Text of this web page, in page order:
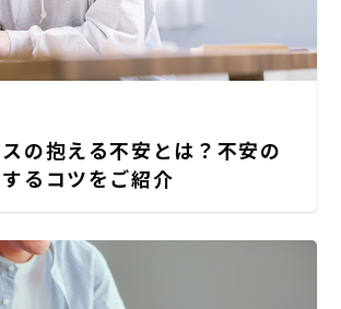
の抱える不安とは？不安の
るコツをご紹介